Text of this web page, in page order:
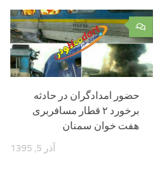
۰
حضور امدادگران در حادثه
برخورد ۲ قطار مسافربری
هفت خوان سمنان
آذر 5, 1395